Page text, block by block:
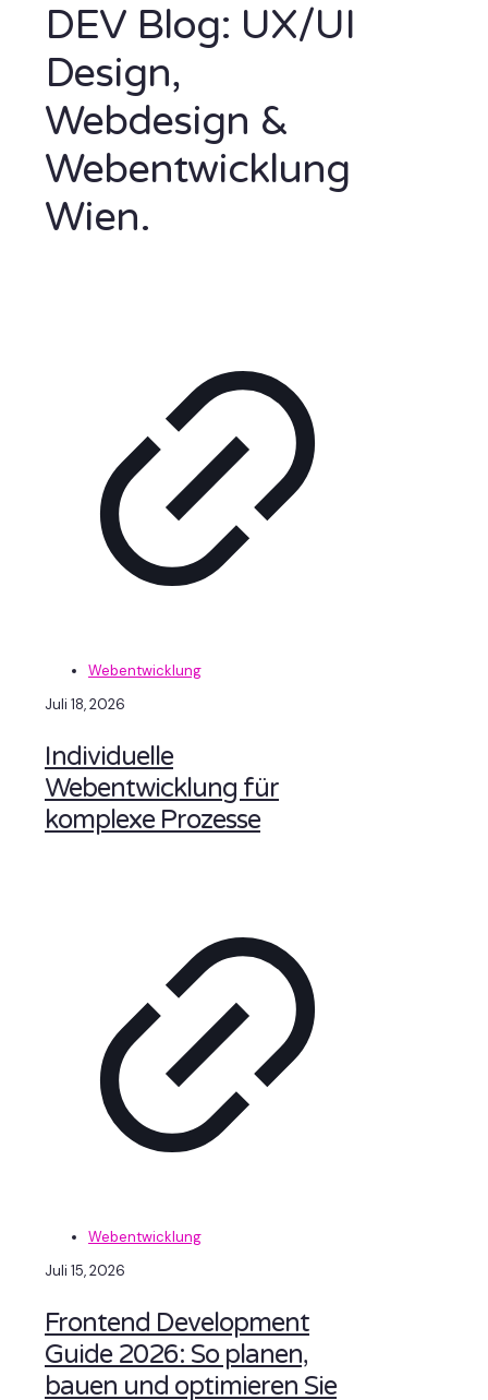
DEV Blog: UX/UI
Design,
Webdesign &
Webentwicklung
Wien.
Webentwicklung
Juli 18, 2026
Individuelle
Webentwicklung für
komplexe Prozesse
Webentwicklung
Juli 15, 2026
Frontend Development
Guide 2026: So planen,
bauen und optimieren Sie